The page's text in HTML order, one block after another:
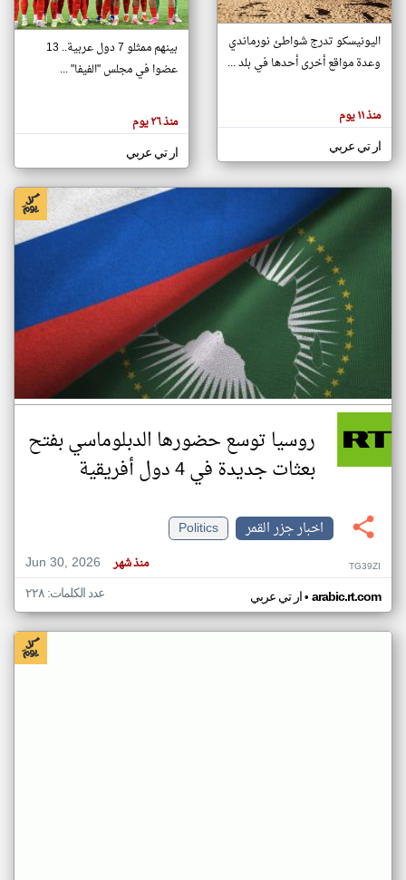
تغيير الدولة
اخبار جزر القمر على مدار الساعة
أهم اخبار جزر القمر العاجلة والمباشرة
هنا عن
وجهة
كاتبيها.
اليونيسكو تدرج شواطئ نورماندي
وعدة مواقع أخرى أحدها في بلد ...
منذ ١١ يوم
ار تي عربي
بينهم ممثلو 7 دول عربية.. 13
عضوا في مجلس "الفيفا" ...
منذ ٢٦ يوم
ار تي عربي
روسيا توسع حضورها الدبلوماسي بفتح
بعثات جديدة في 4 دول أفريقية
اخبار جزر القمر
Politics
Jun 30, 2026
منذ شهر TG39ZI
ار تي عربي• arabic.rt.com عدد الكلمات: ٢٢٨
klyoum.com